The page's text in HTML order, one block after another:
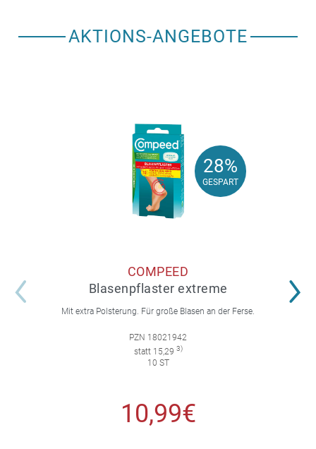
AKTIONS-ANGEBOTE
28%
GESPART
28%
GESPART
COMPEED
Blasenpflaster extreme
Mit extra Polsterung. Für große Blasen an der Ferse.
PZN 18021942
statt 15,29 3)
10 ST
10,99€